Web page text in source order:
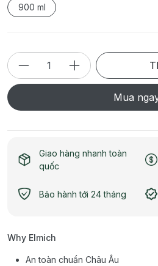
900 ml
Mua
Giao hàng nhanh toàn
quốc
Bảo hành tới 24 tháng
Why Elmich
An toàn chuẩn Châu Âu